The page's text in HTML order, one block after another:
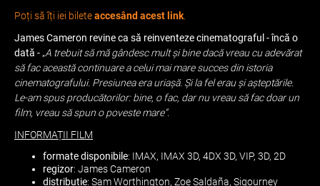
Poți să îți iei bileteaccesând acest link
James Cameron revine ca să reinventeze cinematograful - încă o
dată -„A trebuit să mă gândesc mult și bine dacă vreau cu adevărat
să fac această continuare a celui mai mare succes din istoria
cinematografului. Presiunea era uriașă. Și la fel erau și așteptările.
Le-am spus producătorilor: bine, o fac, dar nu vreau să fac doar un
film, vreau să spun o poveste mare”.
INFORMAȚII FILM
formate disponibile: IMAX, IMAX 3D, 4DX 3D, VIP, 3D, 2D
regizor: James Cameron
distribuție: Sam Worthington, Zoe Saldaña, Sigourney